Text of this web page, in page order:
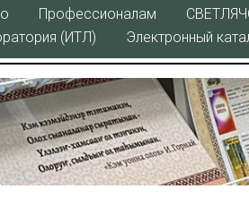
Профессионалам
(ИТЛ)
Электронный